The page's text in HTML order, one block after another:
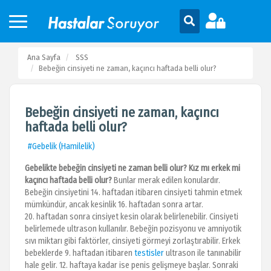
Ana Sayfa
SSS
Bebeğin cinsiyeti ne zaman, kaçıncı haftada belli olur?
Bebeğin cinsiyeti ne zaman, kaçıncı
haftada belli olur?
#Gebelik (Hamilelik)
Gebelikte bebeğin cinsiyeti ne zaman belli olur? Kız mı erkek mi
kaçıncı haftada belli olur?Bunlar merak edilen konulardır.
Bebeğin cinsiyetini 14. haftadan itibaren cinsiyeti tahmin etmek
mümkündür, ancak kesinlik 16. haftadan sonra artar.
20. haftadan sonra cinsiyet kesin olarak belirlenebilir. Cinsiyeti
belirlemede ultrason kullanılır. Bebeğin pozisyonu ve amniyotik
sıvı miktarı gibi faktörler, cinsiyeti görmeyi zorlaştırabilir. Erkek
bebeklerde 9. haftadan itibaren testislerultrason ile tanınabilir
hale gelir. 12. haftaya kadar ise penis gelişmeye başlar. Sonraki